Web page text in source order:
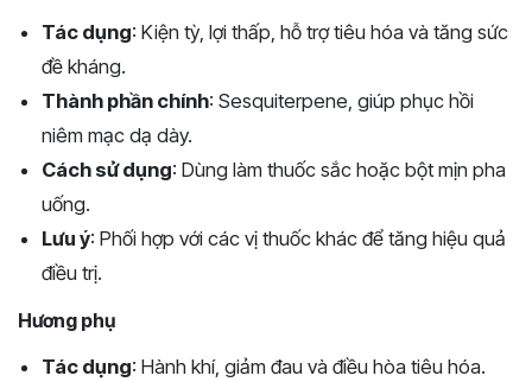
Tác dụng: Kiện tỳ, lợi thấp, hỗ trợ tiêu hóa và tăng sức
đề kháng.
Thành phần chính: Sesquiterpene, giúp phục hồi
niêm mạc dạ dày.
Cách sử dụng: Dùng làm thuốc sắc hoặc bột mịn pha
uống.
Lưu ý: Phối hợp với các vị thuốc khác để tăng hiệu quả
điều trị.
Hương phụ
Tác dụng: Hành khí, giảm đau và điều hòa tiêu hóa.